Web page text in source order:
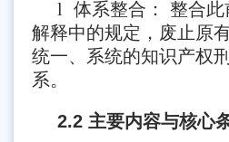
l 体系整合： 整合
解释中的规定，废止原
统一、系统的知识产权
系。
2.2 主要内容与核心